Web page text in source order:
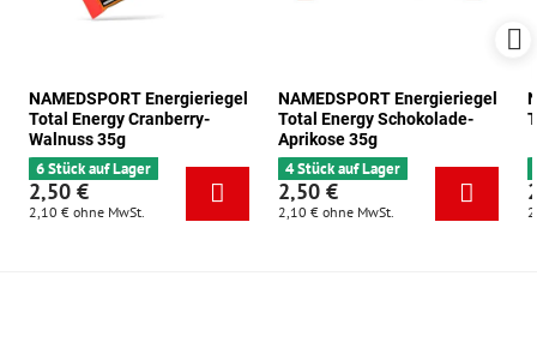
NAMEDSPORT Energieriegel
Total Energy Cranberry-
Walnuss 35g
6 Stück auf Lager
2,50 €
2,10 € ohne MwSt.
NAMEDSPORT Energieriegel
Total Energy Schokolade-
Aprikose 35g
4 Stück auf Lager
2,50 €
2,10 € ohne MwSt.